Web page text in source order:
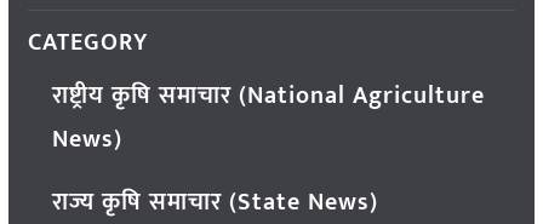
CATEGORY
राष्ट्रीय कृषि समाचार (National Agriculture
News)
राज्य कृषि समाचार (State News)